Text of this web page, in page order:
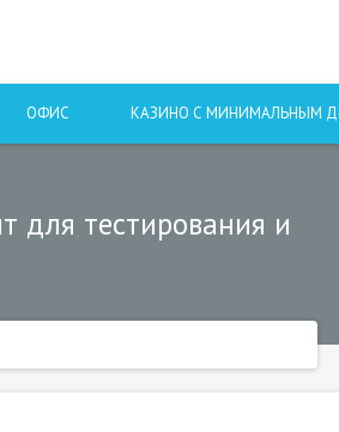
ОФИС КАЗИНО С МИНИМАЛЬНЫМ
для тестирования и